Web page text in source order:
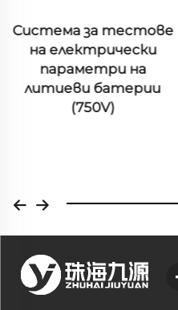
Система за тестове
на електрически
параметри на
литиеви батерии
(750V)